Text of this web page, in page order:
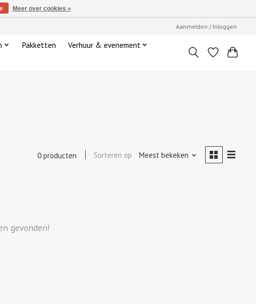
Aanmelden / Inloggen
Pakketten
Verhuur & evenement
0 producten Sorteren op Meest bekeken
gevonden!
Meer over cookies »